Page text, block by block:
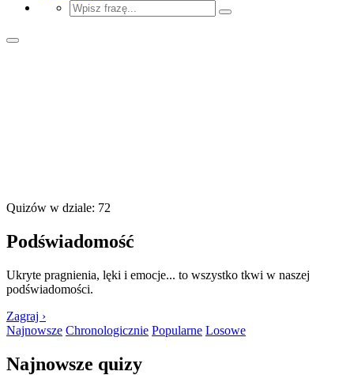
Quizów w dziale: 72
Podświadomość
Ukryte pragnienia, lęki i emocje... to wszystko tkwi w naszej
podświadomości.
Zagraj ›
Najnowsze Chronologicznie Popularne Losowe
Najnowsze quizy